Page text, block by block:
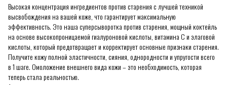
Высокая концентрация ингредиентов против старения с лучшей техникой
высвобождения на вашей коже, что гарантирует максимальную
эффективность. Это наша суперсыворотка против старения, мощный коктейль
на основе высокопроницаемой гиалуроновой кислоты, витамина С и элаговой
кислоты, который предотвращает и корректирует основные признаки старения.
Получите кожу полной эластичности, сияния, однородности и упругости всего
в 1 шаге. Омоложение внешнего вида кожи – это необходимость, которая
теперь стала реальностью.